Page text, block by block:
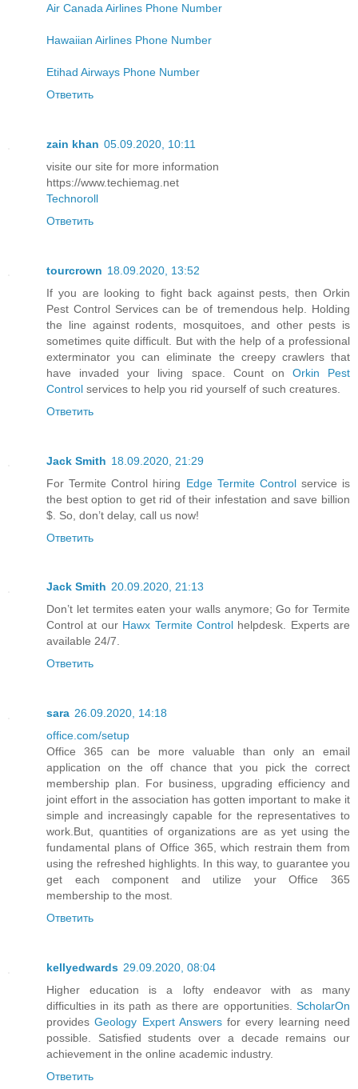
Air Canada Airlines Phone Number
Hawaiian Airlines Phone Number
Etihad Airways Phone Number
Ответить
zain khan 05.09.2020, 10:11
visite our site for more information
https://www.techiemag.net
Technoroll
Ответить
tourcrown 18.09.2020, 13:52
If you are looking to fight back against pests, then Orkin
Pest Control Services can be of tremendous help. Holding
the line against rodents, mosquitoes, and other pests is
sometimes quite difficult. But with the help of a professional
exterminator you can eliminate the creepy crawlers that
have invaded your living space. Count on Orkin Pest
Control services to help you rid yourself of such creatures.
Ответить
Jack Smith 18.09.2020, 21:29
For Termite Control hiring Edge Termite Controlservice is
the best option to get rid of their infestation and save billion
$. So, don’t delay, call us now!
Ответить
Jack Smith 20.09.2020, 21:13
Don’t let termites eaten your walls anymore; Go for Termite
Control at our Hawx Termite Controlhelpdesk. Experts are
available 24/7.
Ответить
sara 26.09.2020, 14:18
office.com/setup
Office 365 can be more valuable than only an email
application on the off chance that you pick the correct
membership plan. For business, upgrading efficiency and
joint effort in the association has gotten important to make it
simple and increasingly capable for the representatives to
work.But, quantities of organizations are as yet using the
fundamental plans of Office 365, which restrain them from
using the refreshed highlights. In this way, to guarantee you
get each component and utilize your Office 365
membership to the most.
Ответить
kellyedwards 29.09.2020, 08:04
Higher education is a lofty endeavor with as many
difficulties in its path as there are opportunities. ScholarOn
providesGeology Expert Answersfor every learning need
possible. Satisfied students over a decade remains our
achievement in the online academic industry.
Ответить